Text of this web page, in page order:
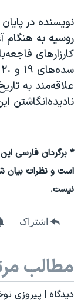
نویسنده در
روسیه به هنگام
کارزارهای
علاقه‌مند به
نادیده‌انگاشتن
* برگردان فارسی
است و نظرات بیان
نیست.
اشتراک
مطالب
دیدگاه | پیروزی